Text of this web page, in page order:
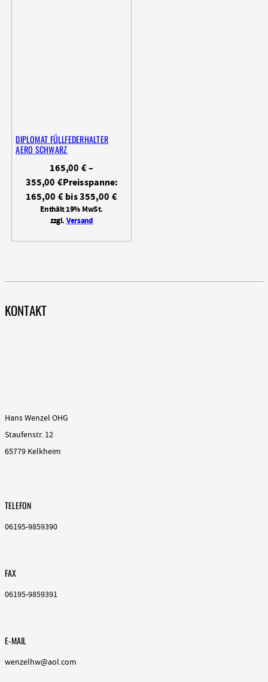
DIPLOMAT FÜLLFEDERHALTER
AERO SCHWARZ
165,00 €–
355,00 €Preisspanne:
165,00 € bis 355,00 €
Enthält 19% MwSt.
zzgl.Versand
KONTAKT
Hans Wenzel OHG
Staufenstr. 12
65779 Kelkheim
TELEFON
06195-9859390
FAX
06195-9859391
E-MAIL
wenzelhw@aol.com